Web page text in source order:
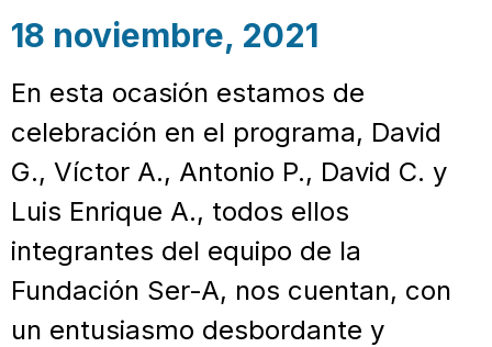
18 noviembre, 2021
En esta ocasión estamos de
celebración en el programa, David
G., Víctor A., Antonio P., David C. y
Luis Enrique A., todos ellos
integrantes del equipo de la
Fundación Ser-A, nos cuentan, con
un entusiasmo desbordante y